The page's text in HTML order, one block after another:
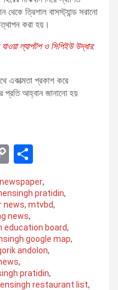
থেকে ত্রিশাল বাসস্ট্যান্ড সরানো
করা হয়।
ল্যাপটপ ও সিপিইউ উদ্ধার:
একাত্মতা প্রকাশ করে
প্রতি আহ্বান জানানো হয়
C
py
Li
n
k
ar
e
,
pratidin,
news, mtvbd,
news,
education board,
google map,
andolon,
,
pratidin,
restaurant list,